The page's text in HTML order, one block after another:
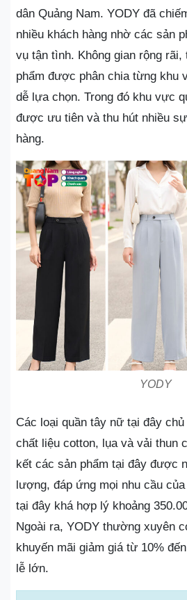
dân Quảng Nam. YODY đã
nhiều khách hàng nhờ các sản
vụ tận tình. Không gian rộng
phẩm được phân chia từng khu
dễ lựa chọn. Trong đó khu vực
được ưu tiên và thu hút nhiều
hàng.
YODY
Các loại quần tây nữ tại đây
chất liệu cotton, lụa và vải thun
kết các sản phẩm tại đây được
lượng, đáp ứng mọi nhu cầu
tại đây khá hợp lý khoảng
Ngoài ra, YODY thường xuyên
khuyến mãi giảm giá từ 10%
lễ lớn.